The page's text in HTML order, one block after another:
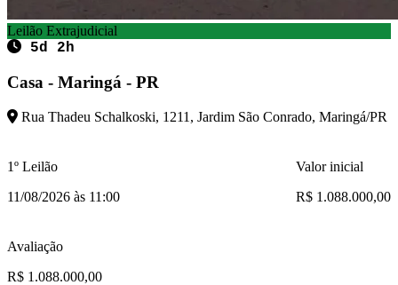
Leilão Extrajudicial
5d 2h
Casa - Maringá - PR
Rua Thadeu Schalkoski, 1211, Jardim São Conrado, Maringá/PR
1º Leilão
11/08/2026 às 11:00
Valor inicial
R$ 1.088.000,00
Avaliação
R$ 1.088.000,00